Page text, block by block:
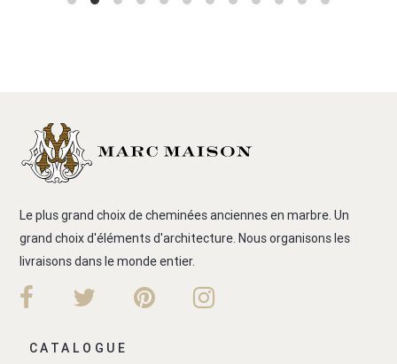
Le plus grand choix de cheminées anciennes en marbre. Un
grand choix d'éléments d'architecture. Nous organisons les
livraisons dans le monde entier.
CATALOGUE